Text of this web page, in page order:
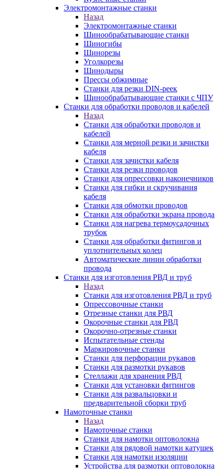
Электромонтажные станки
Назад
Электромонтажные станки
Шинообрабатывающие станки
Шиногибы
Шинорезы
Уголкорезы
Шинодыры
Прессы обжимные
Станки для резки DIN-реек
Шинообрабатывающие станки с ЧПУ
Станки для обработки проводов и кабелей
Назад
Станки для обработки проводов и
кабелей
Станки для мерной резки и зачистки
кабеля
Станки для зачистки кабеля
Станки для резки проводов
Станки для опрессовки наконечников
Станки для гибки и скручивания
кабеля
Станки для обмотки проводов
Станки для обработки экрана провода
Станки для нагрева термоусадочных
трубок
Станки для обработки фитингов и
уплотнительных колец
Автоматические линии обработки
провода
Станки для изготовления РВД и труб
Назад
Станки для изготовления РВД и труб
Опрессовочные станки
Отрезные станки для РВД
Окорочные станки для РВД
Окорочно-отрезные станки
Испытательные стенды
Маркировочные станки
Станки для перфорации рукавов
Станки для размотки рукавов
Стеллажи для хранения РВД
Станки для установки фитингов
Станки для развальцовки и
предварительной сборки труб
Намоточные станки
Назад
Намоточные станки
Станки для намотки оптоволокна
Станки для рядовой намотки катушек
Станки для намотки изоляции
Устройства для размотки оптоволокна